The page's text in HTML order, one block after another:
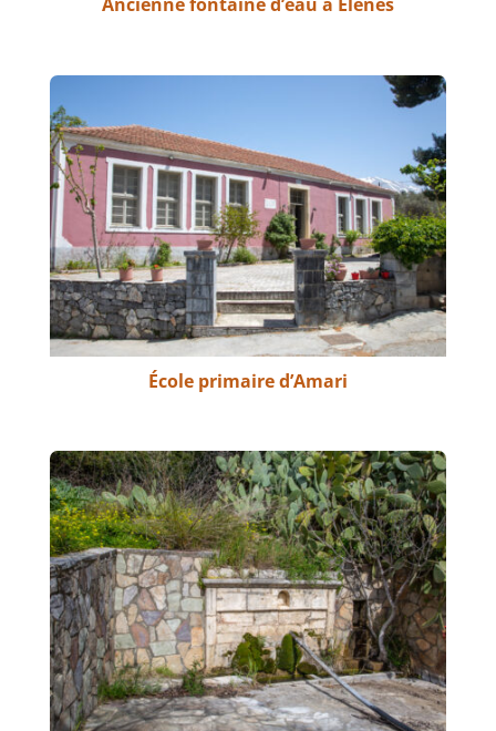
École primaire d’Amari